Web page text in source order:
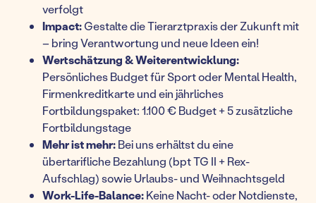
verfolgt
Impact:Gestalte die Tierarztpraxis der Zukunft mit
– bring Verantwortung und neue Ideen ein!
Wertschätzung & Weiterentwicklung:
Persönliches Budget für Sport oder Mental Health,
Firmenkreditkarte und ein jährliches
Fortbildungspaket: 1.100 € Budget + 5 zusätzliche
Fortbildungstage
Mehr ist mehr:Bei uns erhältst du eine
übertarifliche Bezahlung (bpt TG II + Rex-
Aufschlag) sowie Urlaubs- und Weihnachtsgeld
Work-Life-Balance:Keine Nacht- oder Notdienste,